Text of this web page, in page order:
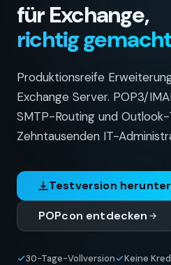
für Exchange,
richtig gemacht
Produktionsreife
Exchange Server. POP3/
SMTP-Routing und
Zehntausenden IT-
Testversion
POPcon entdecken
30-Tage-Vollversion
Keine